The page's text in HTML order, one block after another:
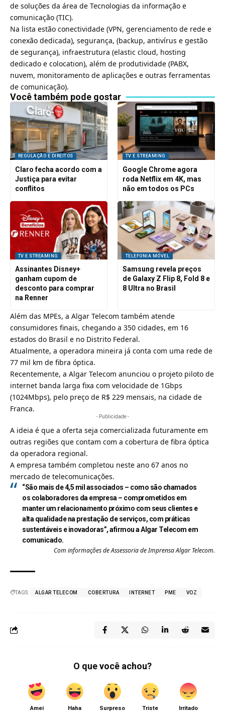
de soluções da área de Tecnologias da informação e
comunicação (TIC).
Na lista estão conectividade (VPN, gerenciamento de rede e
conexão dedicada), segurança, (backup, antivírus e gestão
de segurança), infraestrutura (elastic cloud, hosting
dedicado e colocation), além de produtividade (PABX,
nuvem, monitoramento de aplicações e outras ferramentas
de comunicação).
Você também pode gostar
REGULAÇÃO E DIREITOS
Claro fecha acordo com a
Justiça para evitar
conflitos
TV E STREAMING
Google Chrome agora
roda Netflix em 4K, mas
não em todos os PCs
TV E STREAMING
Assinantes Disney+
ganham cupom de
desconto para comprar
na Renner
TELEFONIA MÓVEL
Samsung revela preços
de Galaxy Z Flip 8, Fold 8 e
8 Ultra no Brasil
Além das MPEs, a Algar Telecom também atende
consumidores finais, chegando a 350 cidades, em 16
estados do Brasil e no Distrito Federal.
Atualmente, a operadora mineira já conta com uma rede de
77 mil km de fibra óptica.
Recentemente, a Algar Telecom anunciou o projeto piloto de
internet banda larga fixa com velocidade de 1Gbps
(1024Mbps), pelo preço de R$ 229 mensais, na cidade de
Franca.
- Publicidade -
A ideia é que a oferta seja comercializada futuramente em
outras regiões que contam com a cobertura de fibra óptica
da operadora regional.
A empresa também completou neste ano 67 anos no
mercado de telecomunicações.
“São mais de 4,5 mil associados – como são chamados
os colaboradores da empresa – comprometidos em
manter um relacionamento próximo com seus clientes e
alta qualidade na prestação de serviços, com práticas
sustentáveis e inovadoras”, afirmou a Algar Telecom em
comunicado.
Com informações de Assessoria de Imprensa Algar Telecom.
TAGS: ALGAR TELECOM COBERTURA INTERNET PME VOZ
O que você achou?
Amei Haha Surpreso Triste Irritado